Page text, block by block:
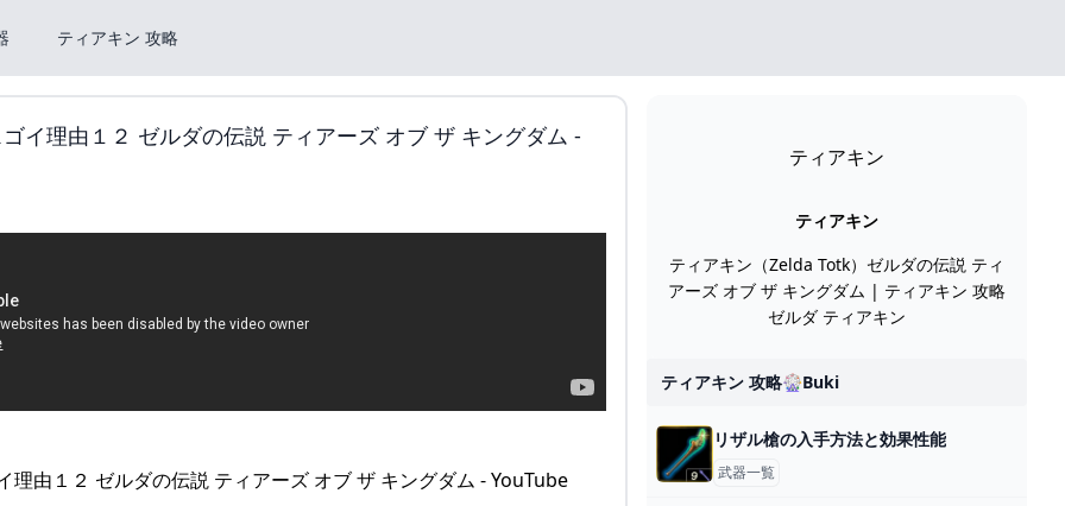
ティアキン 攻略
イ理由１２ ゼルダの伝説 ティアーズ オブ ザ キングダム -
ティアキン
ティアキン
ティアキン（Zelda Totk）ゼルダの伝説 ティ
アーズ オブ ザ キングダム | ティアキン 攻略
ゼルダ ティアキン
ティアキン 攻略🎡buki
リザル槍の入手方法と効果性能
武器一覧